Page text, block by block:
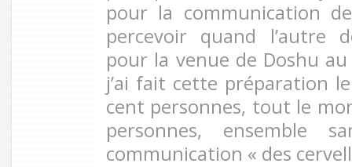
pour la communication
percevoir quand l’autre
pour la venue de Doshu
j’ai fait cette préparation
cent personnes, tout le
personnes, ensemble
communication « des